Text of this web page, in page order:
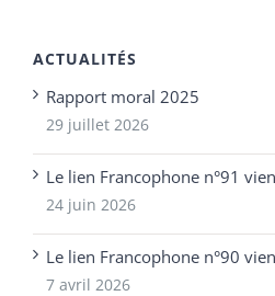
ACTUALITÉS
Rapport moral 2025
29 juillet 2026
Le lien Francophone n°91
24 juin 2026
Le lien Francophone n°90
7 avril 2026